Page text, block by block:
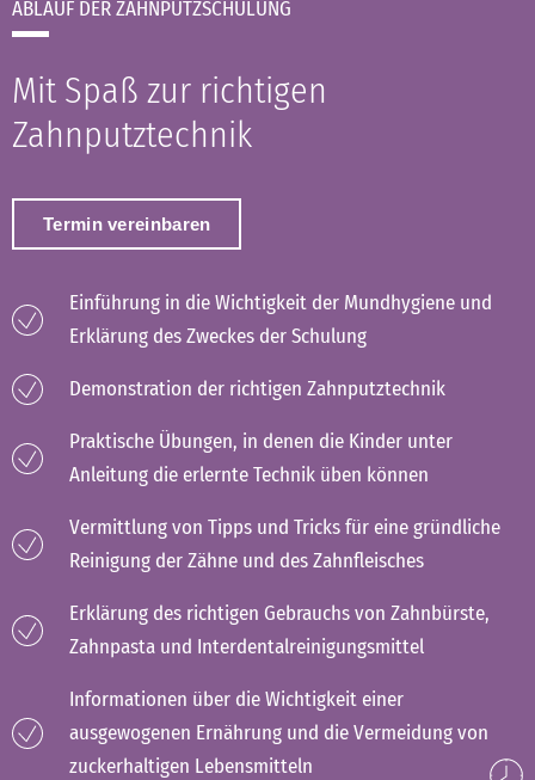
ABLAUF DER ZAHNPUTZSCHULUNG
Mit Spaß zur richtigen
Zahnputztechnik
Termin vereinbaren
Einführung in die Wichtigkeit der Mundhygiene und
Erklärung des Zweckes der Schulung
Demonstration der richtigen Zahnputztechnik
Praktische Übungen, in denen die Kinder unter
Anleitung die erlernte Technik üben können
Vermittlung von Tipps und Tricks für eine gründliche
Reinigung der Zähne und des Zahnfleisches
Erklärung des richtigen Gebrauchs von Zahnbürste,
Zahnpasta und Interdentalreinigungsmittel
Informationen über die Wichtigkeit einer
ausgewogenen Ernährung und die Vermeidung von
zuckerhaltigen Lebensmitteln